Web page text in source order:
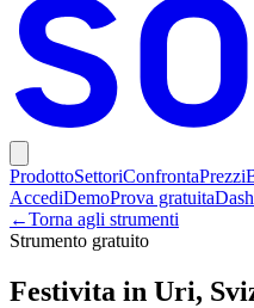
ProdottoSettoriConfrontaPrezzi
AccediDemoProva gratuita
←Torna agli strumenti
Strumento gratuito
Festivita in Uri,